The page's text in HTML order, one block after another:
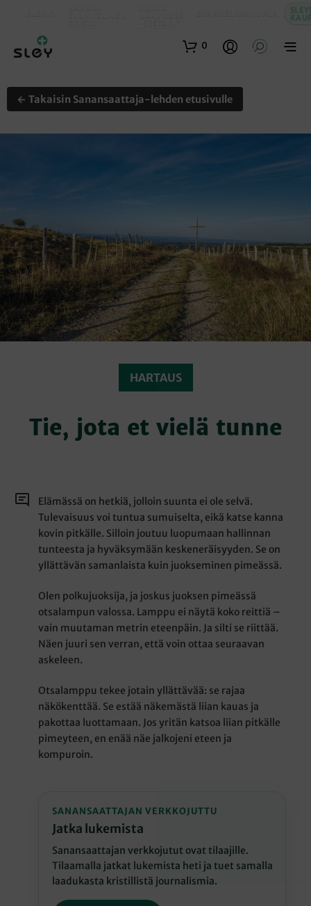
0
← Takaisin Sanansaattaja-lehden etusivulle
HARTAUS
Tie, jota et vielä tunne
Elämässä on hetkiä, jolloin suunta ei ole selvä.
Tulevaisuus voi tuntua sumuiselta, eikä katse kanna
kovin pitkälle. Silloin joutuu luopumaan hallinnan
tunteesta ja hyväksymään keskeneräisyyden. Se on
yllättävän samanlaista kuin juokseminen pimeässä.
Olen polkujuoksija, ja joskus juoksen pimeässä
otsalampun valossa. Lamppu ei näytä koko reittiä –
vain muutaman metrin eteenpäin. Ja silti se riittää.
Näen juuri sen verran, että voin ottaa seuraavan
askeleen.
Otsalamppu tekee jotain yllättävää: se rajaa
näkökenttää. Se estää näkemästä liian kauas ja
pakottaa luottamaan. Jos yritän katsoa liian pitkälle
pimeyteen, en enää näe jalkojeni eteen ja
kompuroin.
SANANSAATTAJAN VERKKOJUTTU
Jatka lukemista
Sanansaattajan verkkojutut ovat tilaajille.
Tilaamalla jatkat lukemista heti ja tuet samalla
laadukasta kristillistä journalismia.